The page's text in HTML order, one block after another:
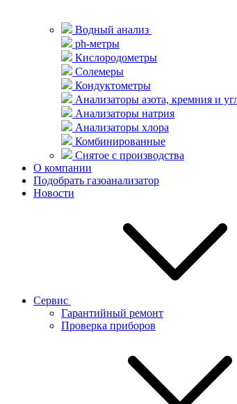
Водный анализ
ph-метры
Кислородометры
Солемеры
Кондуктометры
Анализаторы азота, кремния и
Анализаторы натрия
Анализаторы хлора
Комбинированные
Снятое с производства
О компании
Подобрать газоанализатор
Новости
Сервис
Гарантийный ремонт
Проверка приборов